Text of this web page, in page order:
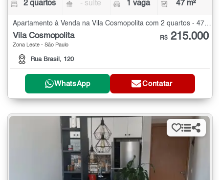
2 quartos - suíte 1 vaga 47 m²
Apartamento à Venda na Vila Cosmopolita com 2 quartos - 47 m²
Vila Cosmopolita
Zona Leste - São Paulo
Rua Brasil, 120
R$ 215.000
WhatsApp Contatar